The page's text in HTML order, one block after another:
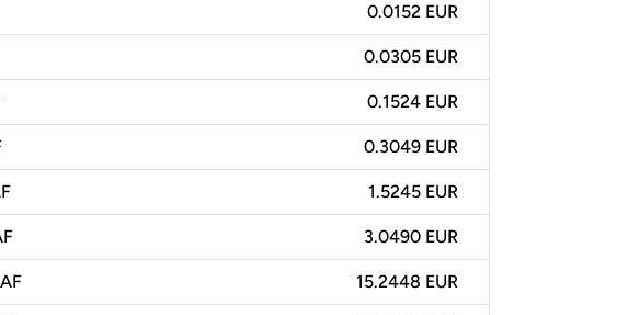
0.0152 EUR
0.0305 EUR
0.1524 EUR
0.3049 EUR
1.5245 EUR
3.0490 EUR
15.2448 EUR